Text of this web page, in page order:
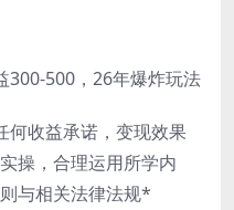
300-500，26年爆炸玩法
何收益承诺，变现效果
操，合理运用所学内
与相关法律法规*